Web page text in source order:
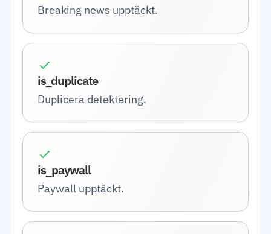
Breaking news upptäckt.
is_duplicate
Duplicera detektering.
is_paywall
Paywall upptäckt.